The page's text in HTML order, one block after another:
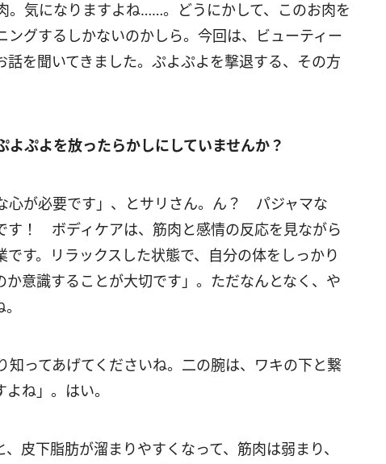
。気になりますよね……。どうにかして、このお肉を
ングするしかないのかしら。今回は、ビューティー
話を聞いてきました。ぷよぷよを撃退する、その方
ぷよを放ったらかしにしていませんか？
心が必要です」、とサリさん。ん？ パジャマな
！ ボディケアは、筋肉と感情の反応を見ながら
す。リラックスした状態で、自分の体をしっかり
意識することが大切です」。ただなんとなく、や
知ってあげてくださいね。二の腕は、ワキの下と繋
ね」。はい。
、皮下脂肪が溜まりやすくなって、筋肉は弱まり、